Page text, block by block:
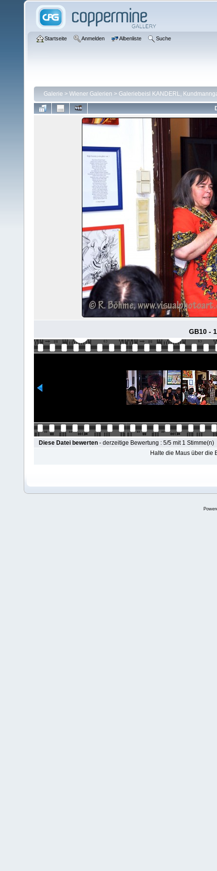
Startseite Anmelden Albenliste Suche
Galerie > Wiener Galerien > Galeriebeisl KANDERL,
GB10 -
Diese Datei bewerten - derzeitige Bewertung : 5/5 mit 1 Stimme(n)
Halte die Maus über die